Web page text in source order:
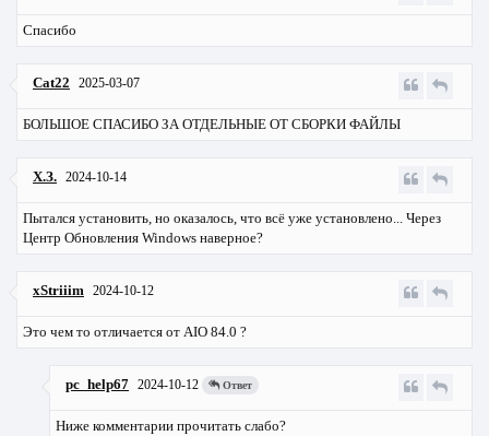
Спасибо
Cat22 2025-03-07
БОЛЬШОЕ СПАСИБО ЗА ОТДЕЛЬНЫЕ ОТ СБОРКИ ФАЙЛЫ
Х.З. 2024-10-14
Пытался установить, но оказалось, что всё уже установлено... Через
Центр Обновления Windows наверное?
xStriiim 2024-10-12
Это чем то отличается от AIO 84.0 ?
pc_help67 2024-10-12 Ответ
Ниже комментарии прочитать слабо?